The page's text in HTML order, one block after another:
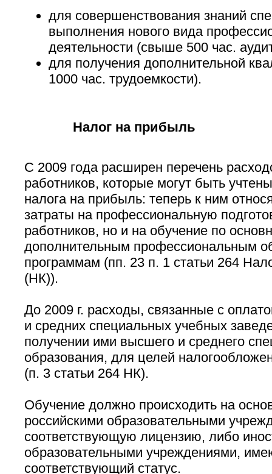
для совершенствования знаний
выполнения нового вида
деятельности (свыше 500 час.
для получения дополнительной
1000 час. трудоемкости).
Налог на прибыль
С 2009 года расширен перечень
работников, которые могут быть
налога на прибыль: теперь к ним
затраты на профессиональную
работников, но и на обучение по
дополнительным профессиональным
программам (пп. 23 п. 1 статьи 264
(НК)).
До 2009 г. расходы, связанные с
и средних специальных учебных
получении ими высшего и среднего
образования, для целей
(п. 3 статьи 264 НК).
Обучение должно происходить на
российскими образовательными
соответствующую лицензию, либо
образовательными учреждениями,
соответствующий статус.